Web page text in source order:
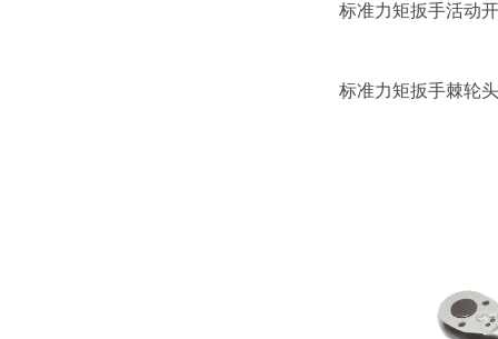
标准力矩扳手活动
标准力矩扳手棘轮